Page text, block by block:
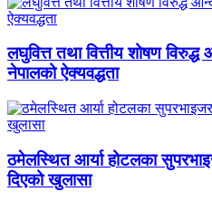
लघुवित्त तथा वित्तीय शोषण
नेपालको ऐक्यवद्धता
ठमेलस्थित आर्या होटलका
दिएको खुलासा